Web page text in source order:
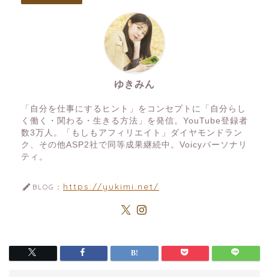
ゆきみん
「自分を仕事にするヒント」をコンセプトに「自分らし
く働く・関わる・生きる方法」を発信。YouTube登録者
数3万人。「もしもアフィリエイト」ダイヤモンドラン
ク、その他ASP2社で同等成果継続中。Voicyパーソナリ
ティ。
BLOG： https://yukimi.net/